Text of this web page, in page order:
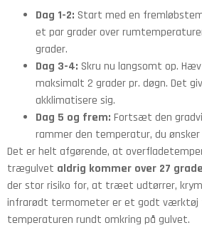
Dag 1-2: Start med en
et par grader over
grader.
Dag 3-4: Skru nu langsomt op.
maksimalt 2 grader pr. døgn. Det
akklimatisere sig.
Dag 5 og frem: Fortsæt den
rammer den temperatur, du ønsker
Det er helt afgørende, at
trægulvet aldrig kommer over 27
der stor risiko for, at træet udtørrer,
infrarødt termometer er et godt værktøj
temperaturen rundt omkring på gulvet.